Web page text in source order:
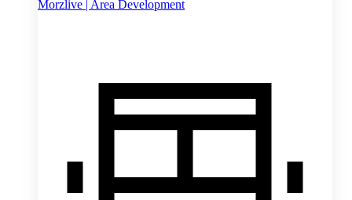
Morzlive | Area Development